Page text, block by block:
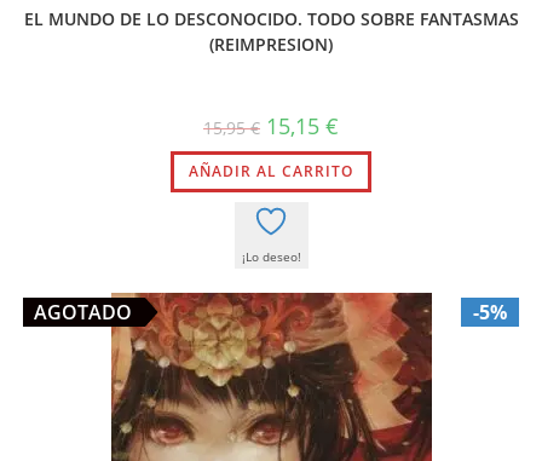
EL MUNDO DE LO DESCONOCIDO. TODO SOBRE FANTASMAS
(REIMPRESION)
15,95€ El
precio
original
era:
15,95 €.
15,15 €
actual
es:
15,15 €.
AÑADIR AL CARRITO
¡Lo deseo!
-5%
AGOTADO